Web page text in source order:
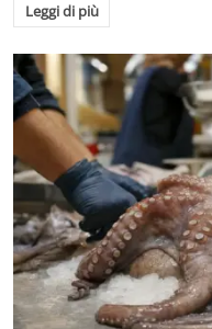
Leggi di più